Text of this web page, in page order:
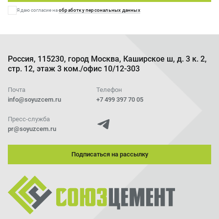
Цементное обозрение - 05/2025
Апрель 2025
Март 2025
Февраль 2025
Цементное обозрение - 01/2025
Цементное обозрение - 12/2024
Декабрь 2024
Цементное обозрение - 11/2024
Я даю согласие наобработку персональных данных
Россия, 115230, город Москва, Каширское ш, д. 3 к. 2,
стр. 12, этаж 3 ком./офис 10/12-303
Почта
info@soyuzcem.ru
Телефон
+7 499 397 70 05
Пресс-служба
pr@soyuzcem.ru
Подписаться на рассылку